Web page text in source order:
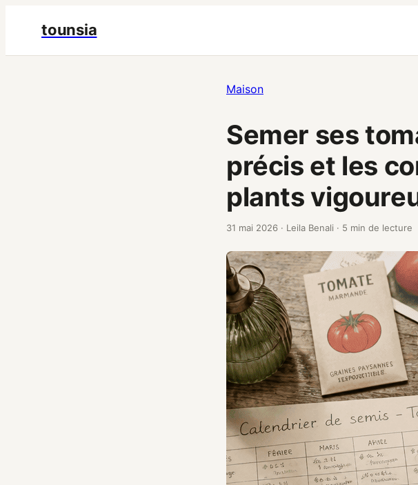
tounsia
Maison
Semer ses
précis et les
plants
31 mai 2026 · Leila Benali · 5 min de lecture